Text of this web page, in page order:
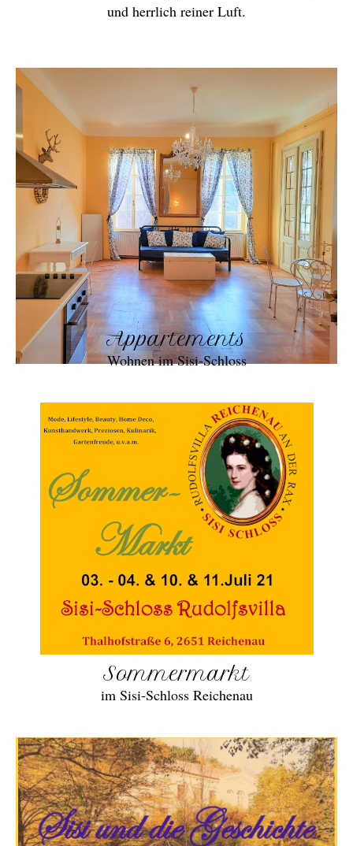
und herrlich reiner Luft.
Appartements
Wohnen im Sisi-Schloss
Sommermarkt
im Sisi-Schloss Reichenau